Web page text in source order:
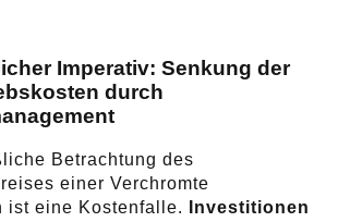
Imperativ: Senkung der
durch
Betrachtung des
einer Verchromte
ist eine Kostenfalle.
Investitionen